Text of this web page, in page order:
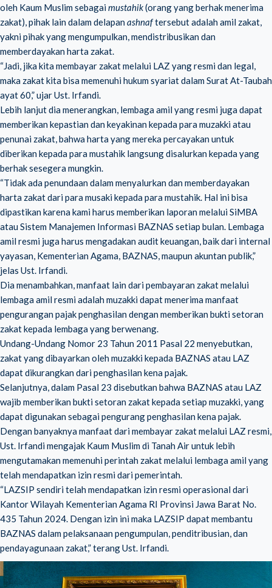
oleh Kaum Muslim sebagaimustahik(orang yang berhak menerima
zakat), pihak lain dalam delapanashnaftersebut adalah amil zakat,
yakni pihak yang mengumpulkan, mendistribusikan dan
memberdayakan harta zakat.
“Jadi, jika kita membayar zakat melalui LAZ yang resmi dan legal,
maka zakat kita bisa memenuhi hukum syariat dalam Surat At-Taubah
ayat 60,” ujar Ust. Irfandi.
Lebih lanjut dia menerangkan, lembaga amil yang resmi juga dapat
memberikan kepastian dan keyakinan kepada para muzakki atau
penunai zakat, bahwa harta yang mereka percayakan untuk
diberikan kepada para mustahik langsung disalurkan kepada yang
berhak sesegera mungkin.
“Tidak ada penundaan dalam menyalurkan dan memberdayakan
harta zakat dari para musaki kepada para mustahik. Hal ini bisa
dipastikan karena kami harus memberikan laporan melalui SiMBA
atau Sistem Manajemen Informasi BAZNAS setiap bulan. Lembaga
amil resmi juga harus mengadakan audit keuangan, baik dari internal
yayasan, Kementerian Agama, BAZNAS, maupun akuntan publik,”
jelas Ust. Irfandi.
Dia menambahkan, manfaat lain dari pembayaran zakat melalui
lembaga amil resmi adalah muzakki dapat menerima manfaat
pengurangan pajak penghasilan dengan memberikan bukti setoran
zakat kepada lembaga yang berwenang.
Undang-Undang Nomor 23 Tahun 2011 Pasal 22 menyebutkan,
zakat yang dibayarkan oleh muzakki kepada BAZNAS atau LAZ
dapat dikurangkan dari penghasilan kena pajak.
Selanjutnya, dalam Pasal 23 disebutkan bahwa BAZNAS atau LAZ
wajib memberikan bukti setoran zakat kepada setiap muzakki, yang
dapat digunakan sebagai pengurang penghasilan kena pajak.
Dengan banyaknya manfaat dari membayar zakat melalui LAZ resmi,
Ust. Irfandi mengajak Kaum Muslim di Tanah Air untuk lebih
mengutamakan memenuhi perintah zakat melalui lembaga amil yang
telah mendapatkan izin resmi dari pemerintah.
“LAZSIP sendiri telah mendapatkan izin resmi operasional dari
Kantor Wilayah Kementerian Agama RI Provinsi Jawa Barat No.
435 Tahun 2024. Dengan izin ini maka LAZSIP dapat membantu
BAZNAS dalam pelaksanaan pengumpulan, penditribusian, dan
pendayagunaan zakat,” terang Ust. Irfandi.